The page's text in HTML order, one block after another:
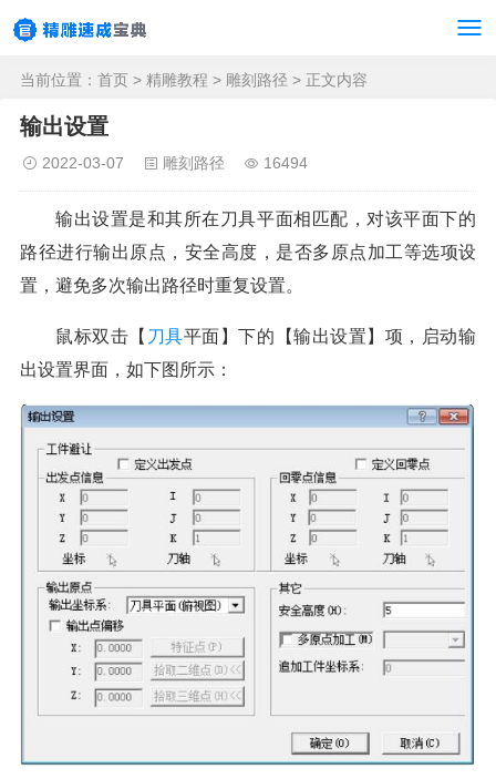
当前位置： 首页 > 精雕教程 > 雕刻路径 > 正文内容
输出设置
2022-03-07 雕刻路径 16494
输出设置是和其所在刀具平面相匹配，对该平面下的
路径进行输出原点，安全高度，是否多原点加工等选项设
置，避免多次输出路径时重复设置。
鼠标双击【 刀具平面】下的【输出设置】项，启动输
出设置界面，如下图所示：